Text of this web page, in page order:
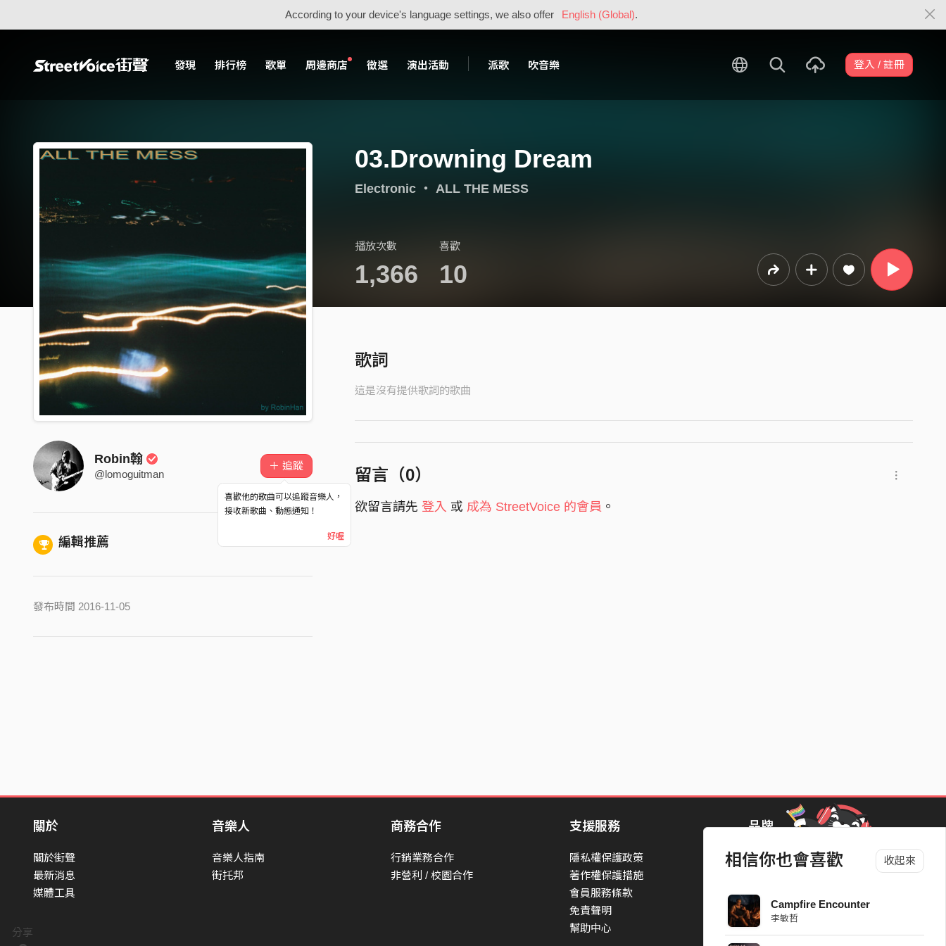
According to your device's language settings, we also offer English (Global).
發現 排行榜 歌單 周邊商店 徵選 演出活動 派歌 吹音樂 登入 / 註冊
分享
相信你也會喜歡 收起來
Campfire Encounter
李敏哲
03.Drowning Dream
Electronic・ ALL THE MESS
播放次數
1,366
喜歡
10
Robin翰
@lomoguitman
＋ 追蹤
喜歡他的歌曲可以追蹤音樂人，
接收新歌曲、動態通知！
好喔
編輯推薦
發布時間 2016-11-05
歌詞
這是沒有提供歌詞的歌曲
留言（0）
欲留言請先 登入 或 成為 StreetVoice 的會員 。
關於
關於街聲
最新消息
媒體工具
音樂人
音樂人指南
街托邦
商務合作
行銷業務合作
非營利 / 校園合作
支援服務
隱私權保護政策
著作權保護措施
會員服務條款
免責聲明
幫助中心
品牌
StreetVoice Awards 街聲音樂獎
Blow 吹音樂
Packer 派歌
SimpleLife 簡單生活節